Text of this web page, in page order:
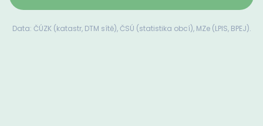
Data: ČÚZK (katastr, DTM sítě), ČSÚ (statistika obcí), MZe (LPIS, BPEJ).